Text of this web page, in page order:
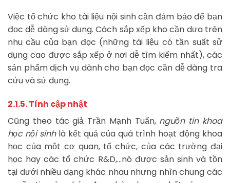
Việc tổ chức kho tài liệu nội sinh cần đảm bảo để bạn
đọc dễ dàng sử dụng. Cách sắp xếp kho cần dựa trên
nhu cầu của bạn đọc (những tài liệu có tần suất sử
dụng cao được sắp xếp ở nơi dễ tìm kiếm nhất), các
sản phẩm dịch vụ dành cho bạn đọc cần dễ dàng tra
cứu và sử dụng.
2.1.5. Tính cập nhật
Cũng theo tác giả Trần Mạnh Tuấn,nguồn tin khoa
học nội sinhlà kết quả của quá trình hoạt động khoa
học của một cơ quan, tổ chức, của các trường đại
học hay các tổ chức R&D,…nó được sản sinh và tồn
tại dưới nhiều dạng khác nhau nhưng nhìn chung các